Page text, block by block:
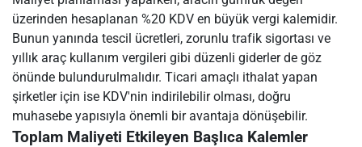
üzerinden hesaplanan %20 KDV en büyük vergi kalemidir.
Bunun yanında tescil ücretleri, zorunlu trafik sigortası ve
yıllık araç kullanım vergileri gibi düzenli giderler de göz
önünde bulundurulmalıdır. Ticari amaçlı ithalat yapan
şirketler için ise KDV'nin indirilebilir olması, doğru
muhasebe yapısıyla önemli bir avantaja dönüşebilir.
Toplam Maliyeti Etkileyen Başlıca Kalemler